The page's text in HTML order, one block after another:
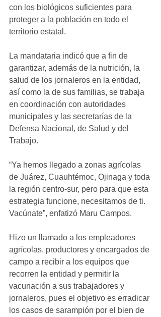
con los biológicos suficientes para
proteger a la población en todo el
territorio estatal.
La mandataria indicó que a fin de
garantizar, además de la nutrición, la
salud de los jornaleros en la entidad,
así como la de sus familias, se trabaja
en coordinación con autoridades
municipales y las secretarías de la
Defensa Nacional, de Salud y del
Trabajo.
“Ya hemos llegado a zonas agrícolas
de Juárez, Cuauhtémoc, Ojinaga y toda
la región centro-sur, pero para que esta
estrategia funcione, necesitamos de ti.
Vacúnate”, enfatizó Maru Campos.
Hizo un llamado a los empleadores
agrícolas, productores y encargados de
campo a recibir a los equipos que
recorren la entidad y permitir la
vacunación a sus trabajadores y
jornaleros, pues el objetivo es erradicar
los casos de sarampión por el bien de